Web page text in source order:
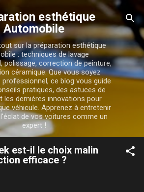
au contenu principal
esthétique
Automobile
sur la préparation esthétique
: techniques de lavage
polissage, correction de peinture,
céramique. Que vous soyez
ce blog vous guide
pratiques, des astuces de
les dernières innovations pour
véhicule. Apprenez à entretenir
de vos voitures comme un
expert !
est-il le choix malin
efficace ?